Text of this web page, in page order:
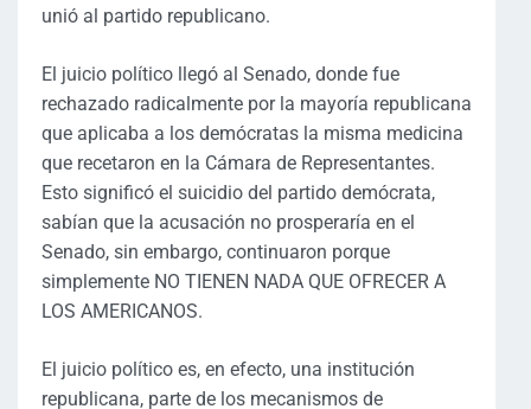
unió al partido republicano.
El juicio político llegó al Senado, donde fue
rechazado radicalmente por la mayoría republicana
que aplicaba a los demócratas la misma medicina
que recetaron en la Cámara de Representantes.
Esto significó el suicidio del partido demócrata,
sabían que la acusación no prosperaría en el
Senado, sin embargo, continuaron porque
simplemente NO TIENEN NADA QUE OFRECER A
LOS AMERICANOS.
El juicio político es, en efecto, una institución
republicana, parte de los mecanismos de